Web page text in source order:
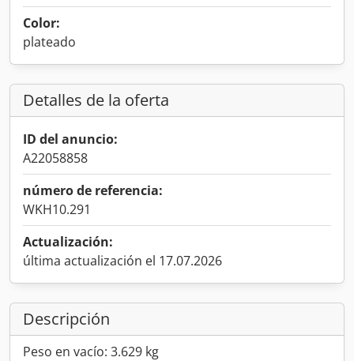
Color:
plateado
Detalles de la oferta
ID del anuncio:
A22058858
número de referencia:
WKH10.291
Actualización:
última actualización el 17.07.2026
Descripción
Peso en vacío: 3.629 kg